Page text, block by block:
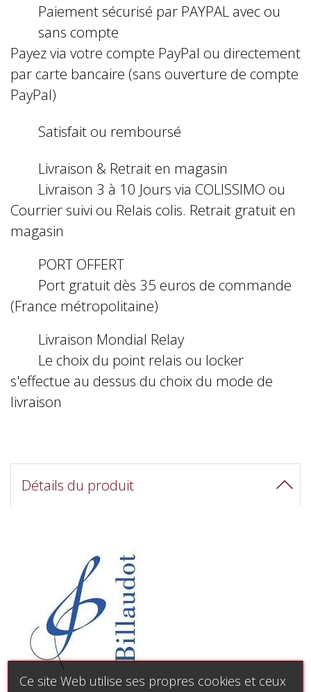
Paiement sécurisé par PAYPAL avec ou
sans compte
Payez via votre compte PayPal ou directement
par carte bancaire (sans ouverture de compte
PayPal)
Satisfait ou remboursé
Livraison & Retrait en magasin
Livraison 3 à 10 Jours via COLISSIMO ou
Courrier suivi ou Relais colis. Retrait gratuit en
magasin
PORT OFFERT
Port gratuit dès 35 euros de commande
(France métropolitaine)
Livraison Mondial Relay
Le choix du point relais ou locker
s'effectue au dessus du choix du mode de
livraison
Détails du produit
Ce site Web utilise ses propres cookies et ceux